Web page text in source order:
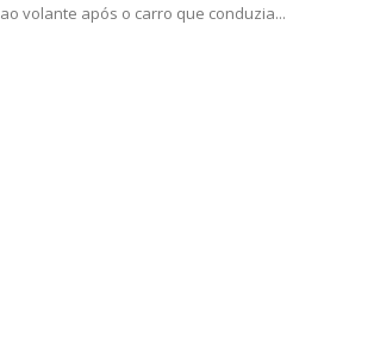
ao volante após o carro que conduzia...